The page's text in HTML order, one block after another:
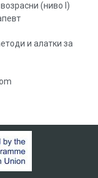
(ниво I)
и алатки за